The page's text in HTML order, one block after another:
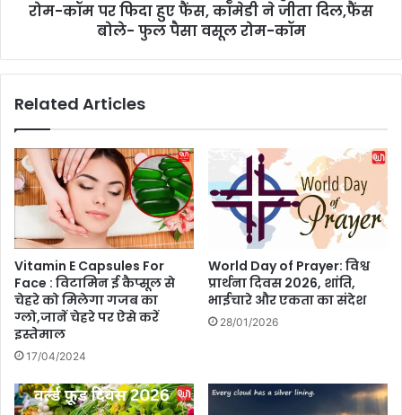
ना
भी
क
म
D
आ
यु
ष्मा
खु
ना
की
न
ई
रो
-
कॉ
रोम-कॉम पर फिदा हुए फैंस, कॉमेडी ने जीता दिल,फैंस
बोले- फुल पैसा वसूल रोम-कॉम
Related Articles
Vitamin E Capsules For
Face : विटामिन ई कैप्सूल से
चेहरे को मिलेगा गजब का
ग्लो,जानें चेहरे पर ऐसे करें
इस्तेमाल
17/04/2024
World Day of Prayer: विश्व
प्रार्थना दिवस 2026, शांति,
भाईचारे और एकता का संदेश
28/01/2026